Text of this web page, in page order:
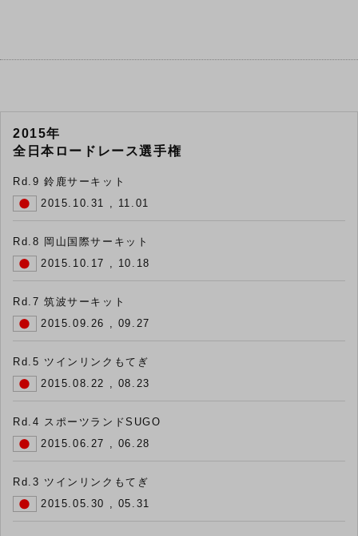
2015年
全日本ロードレース選手権
Rd.9 鈴鹿サーキット
2015.10.31 , 11.01
Rd.8 岡山国際サーキット
2015.10.17 , 10.18
Rd.7 筑波サーキット
2015.09.26 , 09.27
Rd.5 ツインリンクもてぎ
2015.08.22 , 08.23
Rd.4 スポーツランドSUGO
2015.06.27 , 06.28
Rd.3 ツインリンクもてぎ
2015.05.30 , 05.31